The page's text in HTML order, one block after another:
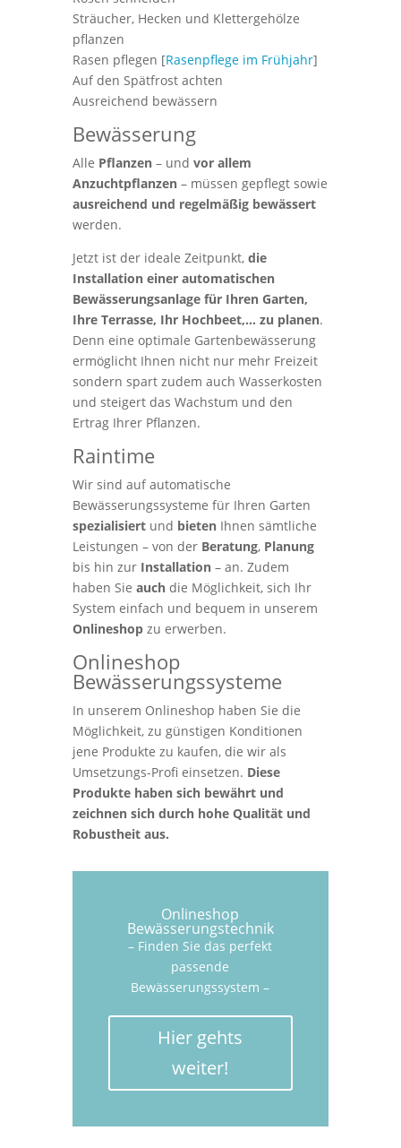
Sträucher, Hecken und Klettergehölze
pflanzen
Rasen pflegen [Rasenpflege im Frühjahr]
Auf den Spätfrost achten
Ausreichend bewässern
Bewässerung
Alle Pflanzen– und vor allem
Anzuchtpflanzen– müssen gepflegt sowie
ausreichend und regelmäßig bewässert
werden.
Jetzt ist der ideale Zeitpunkt, die
Installation einer automatischen
Bewässerungsanlage für Ihren Garten,
Ihre Terrasse, Ihr Hochbeet,… zu planen.
Denn eine optimale Gartenbewässerung
ermöglicht Ihnen nicht nur mehr Freizeit
sondern spart zudem auch Wasserkosten
und steigert das Wachstum und den
Ertrag Ihrer Pflanzen.
Raintime
Wir sind auf automatische
Bewässerungssysteme für Ihren Garten
spezialisiertund bietenIhnen sämtliche
Leistungen – von derBeratung, Planung
bis hin zur Installation– an. Zudem
haben Sie auchdie Möglichkeit, sich Ihr
System einfach und bequem in unserem
Onlineshopzu erwerben.
Onlineshop
Bewässerungssysteme
In unserem Onlineshop haben Sie die
Möglichkeit, zu günstigen Konditionen
jene Produkte zu kaufen, die wir als
Umsetzungs-Profi einsetzen. Diese
Produkte haben sich bewährt und
zeichnen sich durch hohe Qualität und
Robustheit aus.
Onlineshop
Bewässerungstechnik
– Finden Sie das perfekt
passende
Bewässerungssystem –
Hier gehts
weiter!